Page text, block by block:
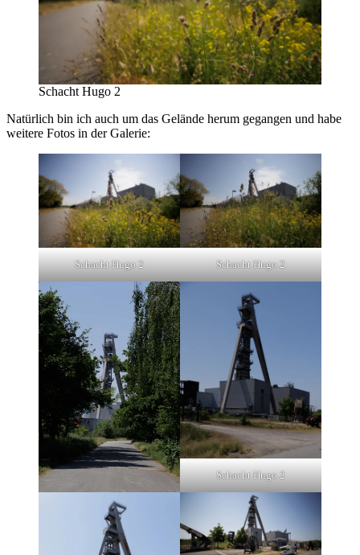
Schacht Hugo 2
Natürlich bin ich auch um das Gelände herum gegangen und habe
weitere Fotos in der Galerie:
Schacht Hugo 2 Schacht Hugo 2
Schacht Hugo 2